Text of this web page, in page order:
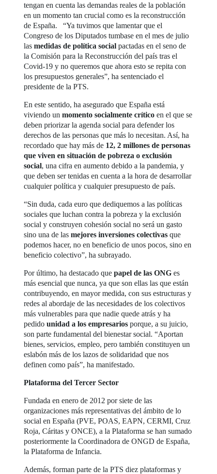
tengan en cuenta las demandas reales de la población
en un momento tan crucial como es la reconstrucción
de España. “Ya tuvimos que lamentar que el
Congreso de los Diputados tumbase en el mes de julio
lasmedidas de política social pactadas en el seno de
la Comisión para la Reconstrucción del país tras el
Covid-19 y no queremos que ahora esto se repita con
los presupuestos generales”, ha sentenciado el
presidente de la PTS.
En este sentido, ha asegurado que España está
viviendo unmomento socialmente crítico en el que se
deben priorizar la agenda social para defender los
derechos de las personas que más lo necesitan. Así, ha
recordado que hay más de 12, 2 millones de personas
que viven en situación de pobreza o exclusión
social, una cifra en aumento debido a la pandemia, y
que deben ser tenidas en cuenta a la hora de desarrollar
cualquier política y cualquier presupuesto de país.
“Sin duda, cada euro que dediquemos a las políticas
sociales que luchan contra la pobreza y la exclusión
social y construyen cohesión social no será un gasto
sino una de las mejores inversiones colectivas que
podemos hacer, no en beneficio de unos pocos, sino en
beneficio colectivo”, ha subrayado.
Por último, ha destacado quepapel de las ONG es
más esencial que nunca, ya que son ellas las que están
contribuyendo, en mayor medida, con sus estructuras y
redes al abordaje de las necesidades de los colectivos
más vulnerables para que nadie quede atrás y ha
pedidounidad a los empresarios porque, a su juicio,
son parte fundamental del bienestar social. “Aportan
bienes, servicios, empleo, pero también constituyen un
eslabón más de los lazos de solidaridad que nos
definen como país”, ha manifestado.
Plataforma del Tercer Sector
Fundada en enero de 2012 por siete de las
organizaciones más representativas del ámbito de lo
social en España (PVE, POAS, EAPN, CERMI, Cruz
Roja, Cáritas y ONCE), a la Plataforma se han sumado
posteriormente la Coordinadora de ONGD de España,
la Plataforma de Infancia.
Además, forman parte de la PTS diez plataformas y